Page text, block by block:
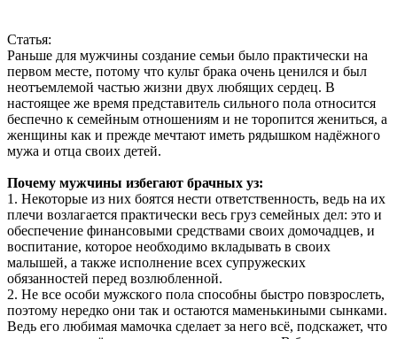
Статья:
Раньше для мужчины создание семьи было практически на
первом месте, потому что культ брака очень ценился и был
неотъемлемой частью жизни двух любящих сердец. В
настоящее же время представитель сильного пола относится
беспечно к семейным отношениям и не торопится жениться, а
женщины как и прежде мечтают иметь рядышком надёжного
мужа и отца своих детей.
Почему мужчины избегают брачных уз:
1. Некоторые из них боятся нести ответственность, ведь на их
плечи возлагается практически весь груз семейных дел: это и
обеспечение финансовыми средствами своих домочадцев, и
воспитание, которое необходимо вкладывать в своих
малышей, а также исполнение всех супружеских
обязанностей перед возлюбленной.
2. Не все особи мужского пола способны быстро повзрослеть,
поэтому нередко они так и остаются маменькиными сынками.
Ведь его любимая мамочка сделает за него всё, подскажет, что